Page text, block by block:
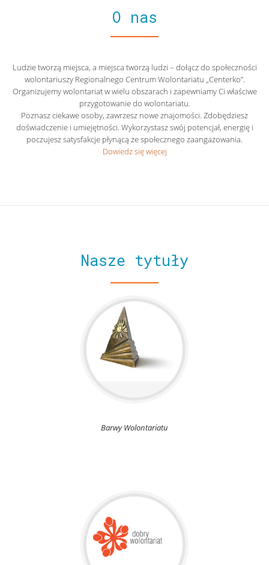
O nas
Ludzie tworzą miejsca, a miejsca tworzą ludzi – dołącz do społeczności
wolontariuszy Regionalnego Centrum Wolontariatu „Centerko”.
Organizujemy wolontariat w wielu obszarach i zapewniamy Ci właściwe
przygotowanie do wolontariatu.
Poznasz ciekawe osoby, zawrzesz nowe znajomości. Zdobędziesz
doświadczenie i umiejętności. Wykorzystasz swój potencjał, energię i
poczujesz satysfakcje płynącą ze społecznego zaangażowania.
Dowiedz się więcej
Nasze tytuły
Barwy Wolontariatu